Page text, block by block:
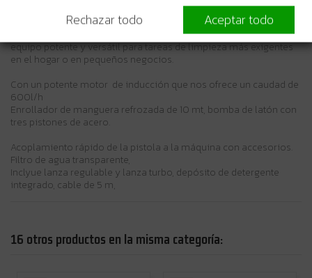
Hidrolimpiadora de alta presiónón para aquellos que buscan un
equipo potente y versátil para tareas de limpieza más exigentes
en el hogar o en pequeños negocios.
Con un potente motor de inducción que nos ofrece un caudad de
600l/h
Enrollador de manguera refrozada de 10 mt, bomba de latón con
tres pistones de acero.
Acoplamiento rápido de la pistola a la máquina con accesorios.
Filtro de agua transparente,
Inclyue lanza regulable y lanza turbo, depósito de detergente
integrado, cable de 5 m,
16 otros productos en la misma categoría:
Rechazar todo
Aceptar todo